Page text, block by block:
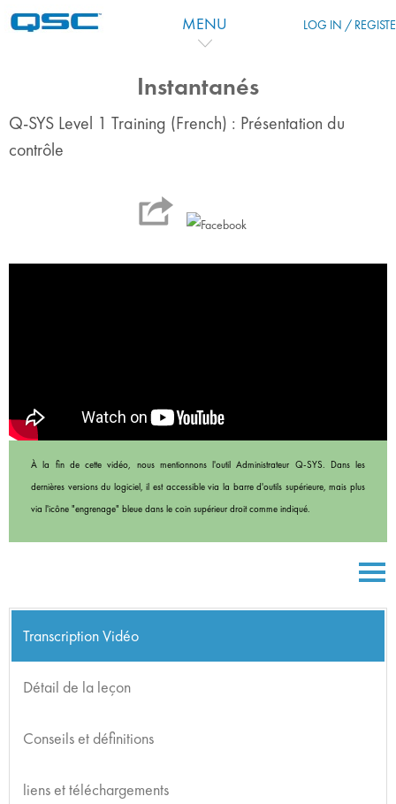
MENU LOG IN /
Instantanés
Q-SYS Level 1 Training (French) : Présentation du
contrôle
À la fin de cette vidéo, nous mentionnons l'outil Administrateur Q-SYS. Dans les
dernières versions du logiciel, il est accessible via la barre d'outils supérieure, mais plus
via l'icône "engrenage" bleue dans le coin supérieur droit comme indiqué.
Transcription Vidéo
Détail de la leçon
Conseils et définitions
liens et téléchargements